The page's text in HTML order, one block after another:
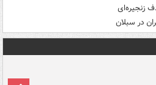
در سبلان